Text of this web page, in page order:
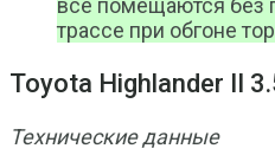
все помещаются без
трассе при обгоне
Toyota Highlander II
Технические данные